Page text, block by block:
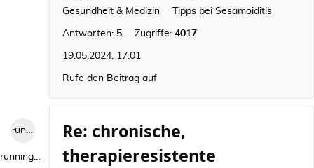
Gesundheit & Medizin
Tipps bei Sesamoiditis
Antworten: 5 Zugriffe: 4017
19.05.2024, 17:01
Rufe den Beitrag auf
runningwild1
runningwild1
Re: chronische,
therapieresistente